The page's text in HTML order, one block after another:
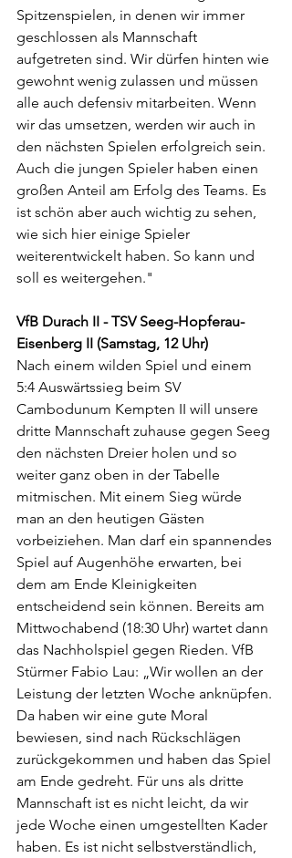
Spitzenspielen, in denen wir immer
geschlossen als Mannschaft
aufgetreten sind. Wir dürfen hinten wie
gewohnt wenig zulassen und müssen
alle auch defensiv mitarbeiten. Wenn
wir das umsetzen, werden wir auch in
den nächsten Spielen erfolgreich sein.
Auch die jungen Spieler haben einen
großen Anteil am Erfolg des Teams. Es
ist schön aber auch wichtig zu sehen,
wie sich hier einige Spieler
weiterentwickelt haben. So kann und
soll es weitergehen."
VfB Durach II - TSV Seeg-Hopferau-
Eisenberg II (Samstag, 12 Uhr)
Nach einem wilden Spiel und einem
5:4 Auswärtssieg beim SV
Cambodunum Kempten II will unsere
dritte Mannschaft zuhause gegen Seeg
den nächsten Dreier holen und so
weiter ganz oben in der Tabelle
mitmischen. Mit einem Sieg würde
man an den heutigen Gästen
vorbeiziehen. Man darf ein spannendes
Spiel auf Augenhöhe erwarten, bei
dem am Ende Kleinigkeiten
entscheidend sein können. Bereits am
Mittwochabend (18:30 Uhr) wartet dann
das Nachholspiel gegen Rieden. VfB
Stürmer Fabio Lau: „Wir wollen an der
Leistung der letzten Woche anknüpfen.
Da haben wir eine gute Moral
bewiesen, sind nach Rückschlägen
zurückgekommen und haben das Spiel
am Ende gedreht. Für uns als dritte
Mannschaft ist es nicht leicht, da wir
jede Woche einen umgestellten Kader
haben. Es ist nicht selbstverständlich,